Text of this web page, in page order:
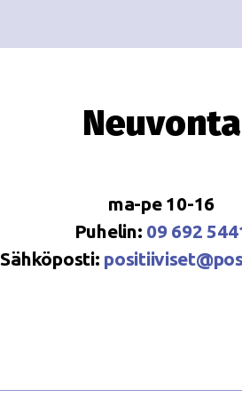
Neuvonta
ma-pe 10-16
Puhelin: 09 692
Sähköposti: